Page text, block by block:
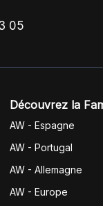
05
Découvrez la
AW - Espagne
AW - Portugal
AW - Allemagne
AW - Europe